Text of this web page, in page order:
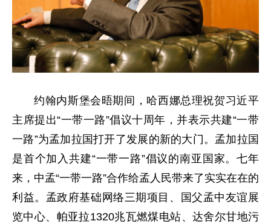
约翰内斯堡会晤期间，哈西娜总理祝贺习近平
主席提出“一带一路”倡议十周年，并表示共建“一带
一路”为孟加拉国打开了发展的新的大门。孟加拉国
是首个加入共建“一带一路”倡议的南亚国家。七年
来，中孟“一带一路”合作给孟人民带来了实实在在的
利益。孟政府基础网络三期项目、国父孟中友谊展
览中心、帕亚拉1320兆瓦燃煤电站、达舍尔甘地污